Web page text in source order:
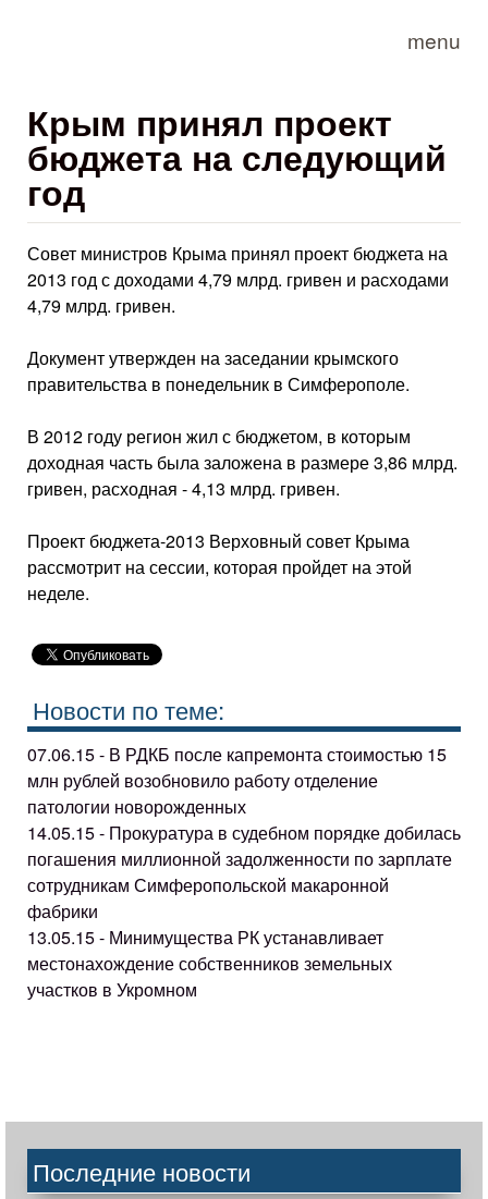
menu
Крым принял проект
бюджета на следующий
год
Совет министров Крыма принял проект бюджета на
2013 год с доходами 4,79 млрд. гривен и расходами
4,79 млрд. гривен.
Документ утвержден на заседании крымского
правительства в понедельник в Симферополе.
В 2012 году регион жил с бюджетом, в которым
доходная часть была заложена в размере 3,86 млрд.
гривен, расходная - 4,13 млрд. гривен.
Проект бюджета-2013 Верховный совет Крыма
рассмотрит на сессии, которая пройдет на этой
неделе.
Новости по теме:
07.06.15 - В РДКБ после капремонта стоимостью 15
млн рублей возобновило работу отделение
патологии новорожденных
14.05.15 - Прокуратура в судебном порядке добилась
погашения миллионной задолженности по зарплате
сотрудникам Симферопольской макаронной
фабрики
13.05.15 - Минимущества РК устанавливает
местонахождение собственников земельных
участков в Укромном
Последние новости